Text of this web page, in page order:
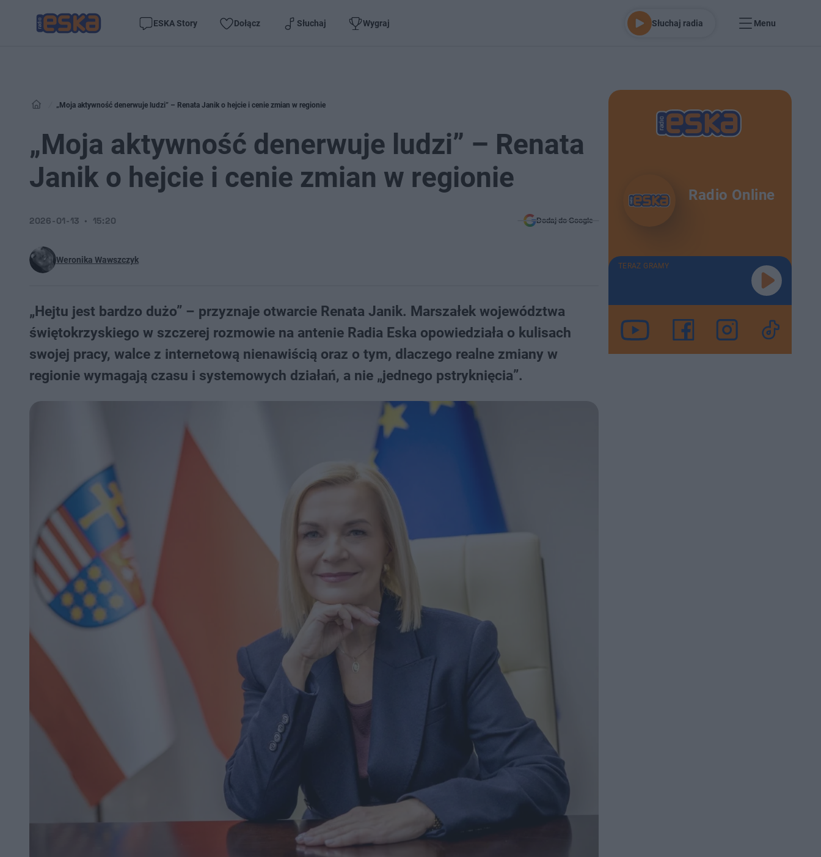
ESKA Story Dołącz Słuchaj Wygraj Słuchaj radia Menu
„Moja aktywność denerwuje ludzi” – Renata Janik o hejcie i cenie zmian w regionie
„Moja aktywność denerwuje ludzi” – Renata
Janik o hejcie i cenie zmian w regionie
Weronika Wawszczyk
2026-01-13 15:20 Dodaj do Google
„Hejtu jest bardzo dużo” – przyznaje otwarcie Renata Janik. Marszałek województwa
świętokrzyskiego w szczerej rozmowie na antenie Radia Eska opowiedziała o kulisach
swojej pracy, walce z internetową nienawiścią oraz o tym, dlaczego realne zmiany w
regionie wymagają czasu i systemowych działań, a nie „jednego pstryknięcia”.
Radio Online
TERAZ GRAMY